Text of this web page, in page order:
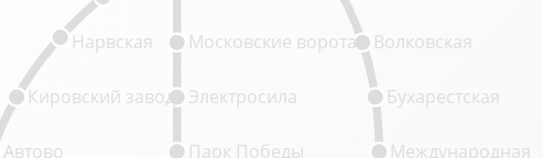
Московские ворота Волковская
Бухарестская
Международная
Автово
Кировский завод
Нарвская
Парк Победы
Электросила